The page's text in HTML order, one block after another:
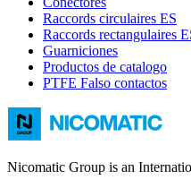
Raccords circulaires ES
Raccords rectangulaires
Guarniciones
Productos de catalogo
PTFE Falso contactos
Nicomatic Group is an